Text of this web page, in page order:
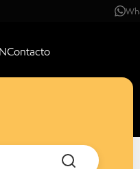
Contacto